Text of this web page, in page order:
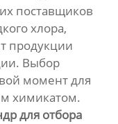
поставщиков
хлора,
продукции
Выбор
момент для
химикатом.
для отбора